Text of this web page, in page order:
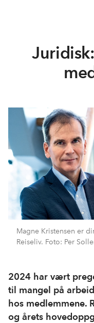
Magne Kristensen er
Reiseliv. Foto: Per
2024 har vært
til mangel på
hos medlemmene.
og årets